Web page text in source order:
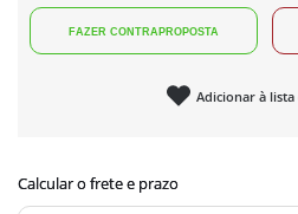
Adicionar à lista